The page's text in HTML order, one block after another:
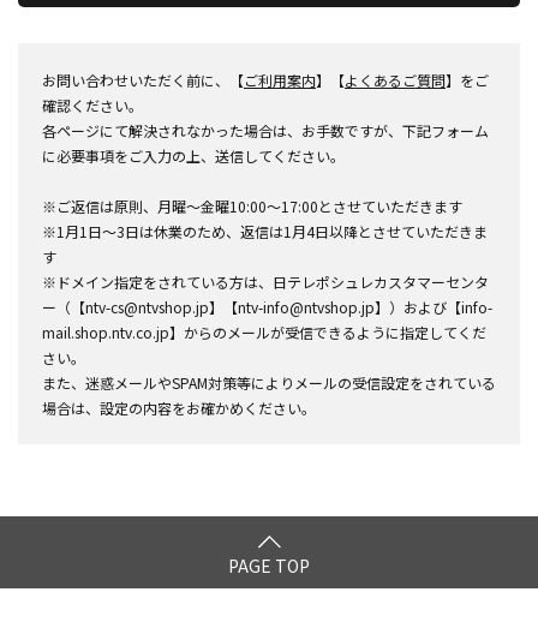
お問い合わせいただく前に、【ご利用案内】【よくあるご質問】をご
確認ください。
各ページにて解決されなかった場合は、お手数ですが、下記フォーム
に必要事項をご入力の上、送信してください。
※ご返信は原則、月曜～金曜10:00～17:00とさせていただきます
※1月1日～3日は休業のため、返信は1月4日以降とさせていただきま
す
※ドメイン指定をされている方は、日テレポシュレカスタマーセンタ
ー（【ntv-cs@ntvshop.jp】【ntv-info@ntvshop.jp】）および【info-
mail.shop.ntv.co.jp】からのメールが受信できるように指定してくだ
さい。
また、迷惑メールやSPAM対策等によりメールの受信設定をされている
場合は、設定の内容をお確かめください。
PAGE TOP